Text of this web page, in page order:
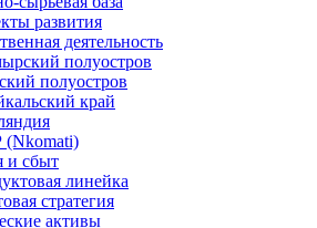
развития
деятельность
полуостров
полуостров
край
и сбыт
линейка
стратегия
активы